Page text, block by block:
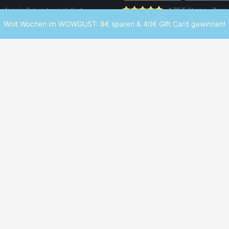
Wolt Wochen im WOWGUST: 8€ sparen & 40€ Gift Card gewinnen!
in Sekunden installiert. 4,75/5 Sterne -